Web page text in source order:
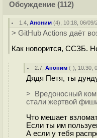
Обсуждение (112)
1.4 ,Аноним (4), 10:18, 06/09/
> GitHub Actions даёт
Как новорится, ССЗБ.
2.7 ,Аноним (-), 10:30,
Дядя Петя, ты
> Вредоносный
стали жертвой
Что мешает
Если ты им
А если у тебя